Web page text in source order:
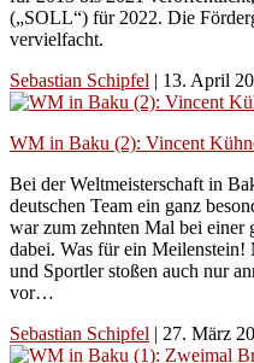
(„SOLL“) für 2022. Die
vervielfacht.
Sebastian Schipfel | 13. April
WM in Baku (2): Vincent
Bei der Weltmeisterschaft in
deutschen Team ein ganz
war zum zehnten Mal bei einer
dabei. Was für ein
und Sportler stoßen auch nur
vor…
Sebastian Schipfel | 27. März